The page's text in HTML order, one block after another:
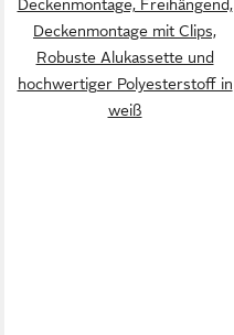
Deckenmontage, Freihängend,
Deckenmontage mit Clips,
Robuste Alukassette und
hochwertiger Polyesterstoff in
weiß